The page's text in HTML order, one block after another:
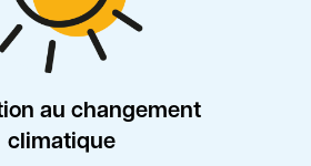
au changement
climatique